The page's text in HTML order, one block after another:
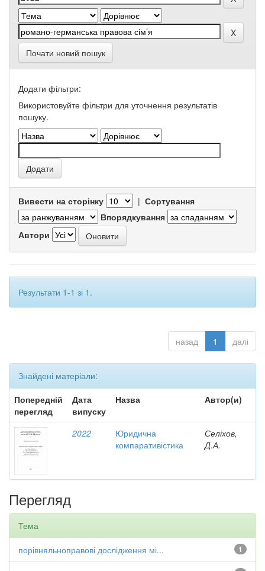
Почати новий пошук
Додати фільтри:
Використовуйте фільтри для уточнення результатів
пошуку.
Вивести на сторінку | Сортування
Впорядкування
Автори
Результати 1-1 зі 1.
назад 1 далі
Знайдені матеріали:
Попередній
перегляд
Дата
випуску
Назва Автор(и)
2022
Юридична
компаративістика
Селіхов,
Д.А.
Перегляд
Тема
1
порівняльноправові дослідження мі...